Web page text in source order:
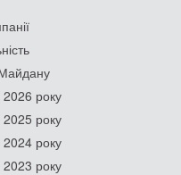
2026 року
2025 року
2024 року
2023 року